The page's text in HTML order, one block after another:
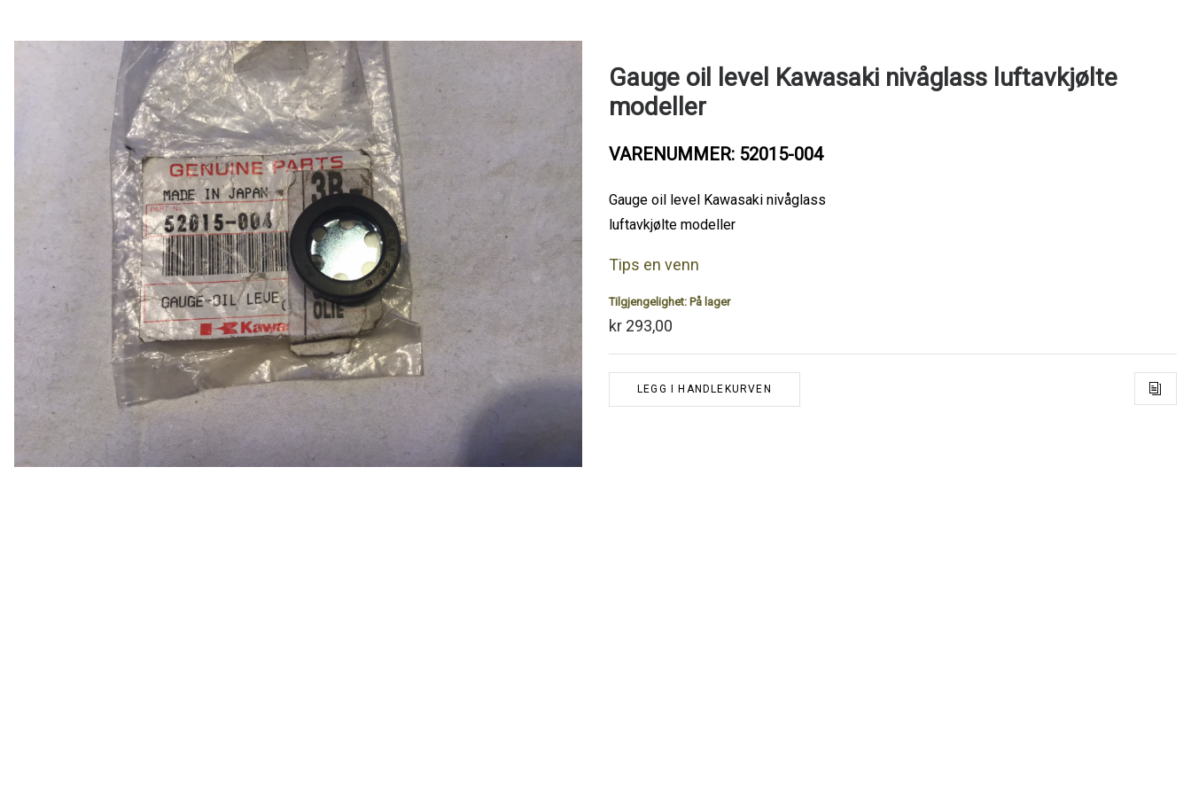
Gauge oil level Kawasaki nivåglass luftavkjølte
modeller
VARENUMMER: 52015-004
Gauge oil level Kawasaki nivåglass
luftavkjølte modeller
Tips en venn
Tilgjengelighet: På lager
kr 293,00
LEGG I HANDLEKURVEN